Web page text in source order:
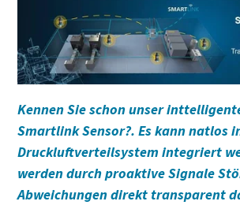
Kennen Sie schon unser
Smartlink Sensor?. Es kann natlos
Druckluftverteilsystem integriert
werden durch proaktive Signale
Abweichungen direkt transparent